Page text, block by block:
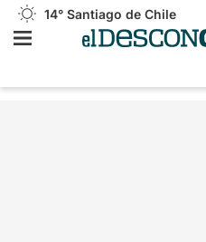
14° Santiago de Chile